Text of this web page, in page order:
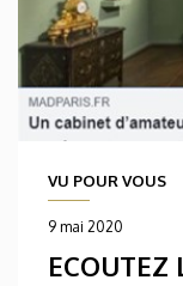
VU POUR VOUS
9 mai 2020
ECOUTEZ